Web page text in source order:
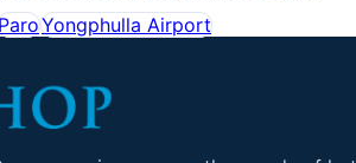
Yongphulla Airport